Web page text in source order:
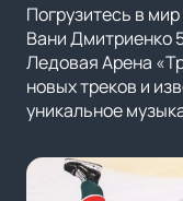
Погрузитесь в
Вани Дмитриенко
Ледовая Арена
новых треков и
уникальное